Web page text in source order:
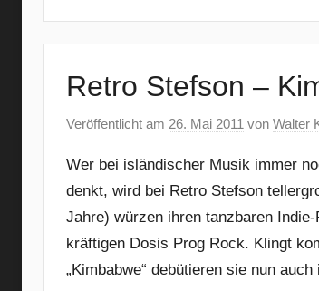
Retro Stefson –
Veröffentlicht am 26. Mai 2011 von Walter
Wer bei isländischer Musik immer
denkt, wird bei Retro Stefson
Jahre) würzen ihren tanzbaren
kräftigen Dosis Prog Rock. Klingt
„Kimbabwe“ debütieren sie nun